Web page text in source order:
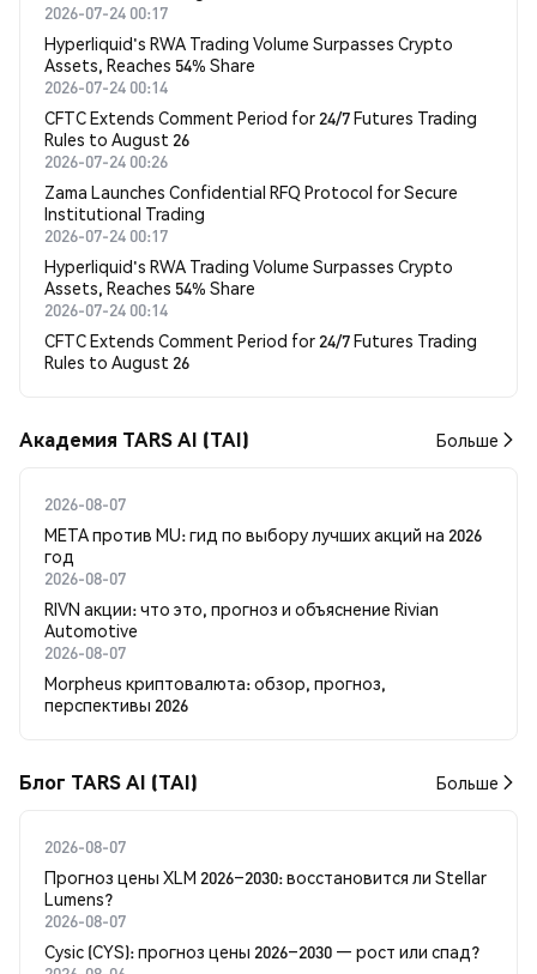
2026-07-24 00:17
Hyperliquid's RWA Trading Volume Surpasses Crypto
Assets, Reaches 54% Share
2026-07-24 00:14
CFTC Extends Comment Period for 24/7 Futures Trading
Rules to August 26
2026-07-24 00:26
Zama Launches Confidential RFQ Protocol for Secure
Institutional Trading
2026-07-24 00:17
Hyperliquid's RWA Trading Volume Surpasses Crypto
Assets, Reaches 54% Share
2026-07-24 00:14
CFTC Extends Comment Period for 24/7 Futures Trading
Rules to August 26
Академия TARS AI (TAI) Больше
2026-08-07
META против MU: гид по выбору лучших акций на 2026
год
2026-08-07
RIVN акции: что это, прогноз и объяснение Rivian
Automotive
2026-08-07
Morpheus криптовалюта: обзор, прогноз,
перспективы 2026
Блог TARS AI (TAI) Больше
2026-08-07
Прогноз цены XLM 2026–2030: восстановится ли Stellar
Lumens?
2026-08-07
Cysic (CYS): прогноз цены 2026–2030 — рост или спад?